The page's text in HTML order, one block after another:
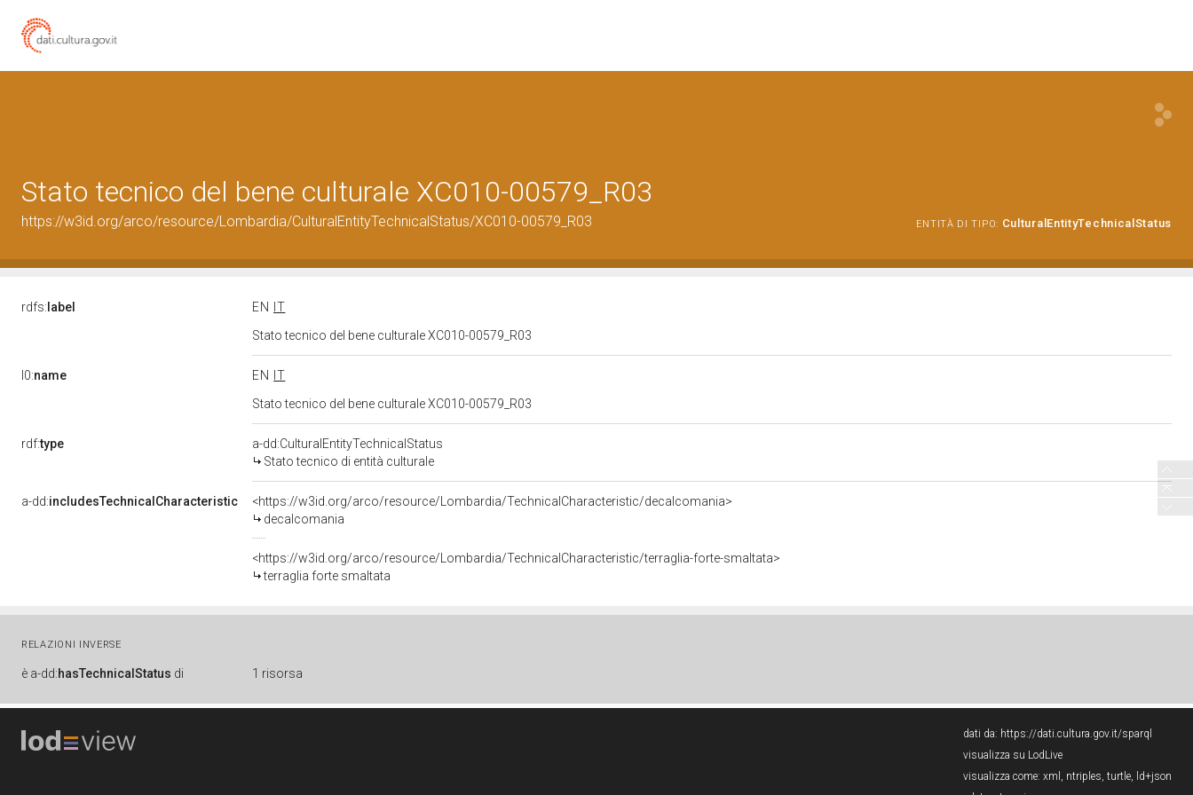
Stato tecnico del bene culturale XC010-00579_R03
https://w3id.org/arco/resource/Lombardia/CulturalEntityTechnicalStatus/XC010-00579_R03 ENTITÀ DI TIPO: CulturalEntityTechnicalStatus
rdfs: label EN
IT
Stato tecnico del bene culturale XC010-00579_R03
l0:name EN
IT
Stato tecnico del bene culturale XC010-00579_R03
rdf:type
a-dd:CulturalEntityTechnicalStatus
Stato tecnico di entità culturale
a-dd:includesTechnicalCharacteristic
<https://w3id.org/arco/resource/Lombardia/TechnicalCharacteristic/decalcomania>
decalcomania
<https://w3id.org/arco/resource/Lombardia/TechnicalCharacteristic/terraglia-forte-smaltata>
terraglia forte smaltata
RELAZIONI INVERSE
è a-dd:hasTechnicalStatus di 1 risorsa
dati da: https://dati.cultura.gov.it/sparql
visualizza su LodLive
visualizza come: xml , ntriples, turtle, ld+json